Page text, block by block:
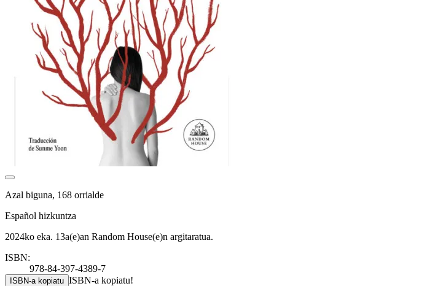
Azal biguna, 168 orrialde
Español hizkuntza
2024ko eka. 13a(e)an Random House(e)n argitaratua.
ISBN:
978-84-397-4389-7
ISBN-a kopiatu ISBN-a kopiatu!